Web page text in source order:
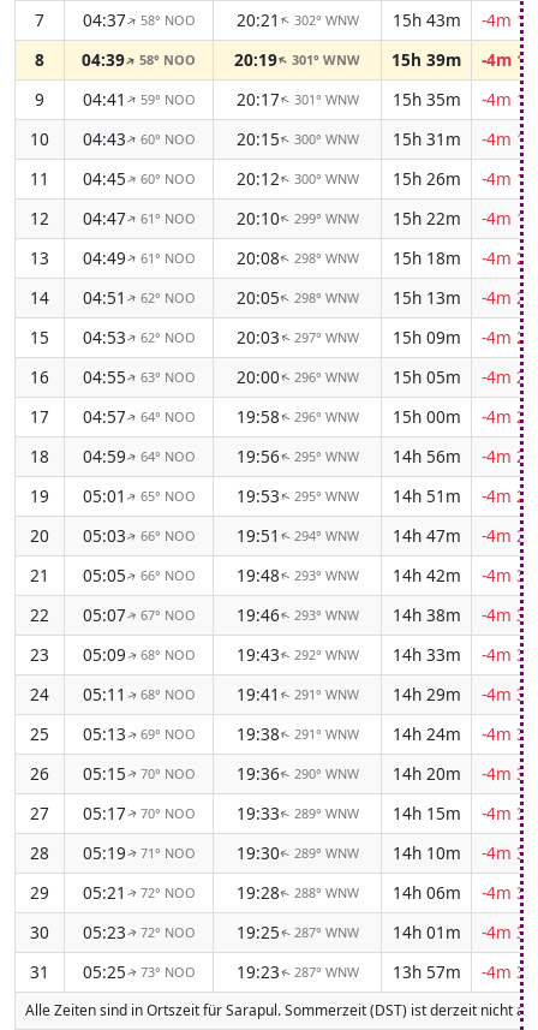
7
04:37↑ 58° NOO 20:21↑ 302° WNW 15h 43m
-4m
8
04:39↑58° NOO 20:19↑301° WNW 15h 39m
-4m
9
04:41↑ 59° NOO 20:17↑ 301° WNW 15h 35m
-4m
10
04:43↑ 60° NOO 20:15↑ 300° WNW 15h 31m
-4m
11
04:45↑ 60° NOO 20:12↑ 300° WNW 15h 26m
-4m
12
04:47↑ 61° NOO 20:10↑ 299° WNW 15h 22m
-4m
13
04:49↑ 61° NOO 20:08↑ 298° WNW 15h 18m
-4m
14
04:51 ↑ 62° NOO 20:05↑ 298° WNW 15h 13m
-4m
15
04:53↑ 62° NOO 20:03↑ 297° WNW 15h 09m
-4m
16
04:55↑ 63° NOO 20:00↑ 296° WNW 15h 05m
-4m
17
04:57↑ 64° NOO 19:58↑ 296° WNW 15h 00m
-4m
18
04:59↑ 64° NOO 19:56↑ 295° WNW 14h 56m
-4m
19
05:01 ↑ 65° NOO 19:53↑ 295° WNW 14h 51m
-4m
20
05:03↑ 66° NOO 19:51 ↑ 294° WNW 14h 47m
-4m
21
05:05↑ 66° NOO 19:48↑ 293° WNW 14h 42m
-4m
22
05:07↑ 67° NOO 19:46↑ 293° WNW 14h 38m
-4m
23
05:09↑ 68° NOO 19:43↑ 292° WNW 14h 33m
-4m
24
05:11 ↑ 68° NOO 19:41 ↑ 291° WNW 14h 29m
-4m
25
05:13↑ 69° NOO 19:38↑ 291° WNW 14h 24m
-4m
26
05:15↑ 70° NOO 19:36↑ 290° WNW 14h 20m
-4m
27
05:17↑ 70° NOO 19:33↑ 289° WNW 14h 15m
-4m
28
05:19↑ 71° NOO 19:30↑ 289° WNW 14h 10m
-4m
29
05:21 ↑ 72° NOO 19:28↑ 288° WNW 14h 06m
-4m
30
05:23↑ 72° NOO 19:25↑ 287° WNW 14h 01m
-4m
31
05:25↑ 73° NOO 19:23↑ 287° WNW 13h 57m -4m
Alle Zeiten sind in Ortszeit für Sarapul. Sommerzeit (DST) ist derzeit nicht